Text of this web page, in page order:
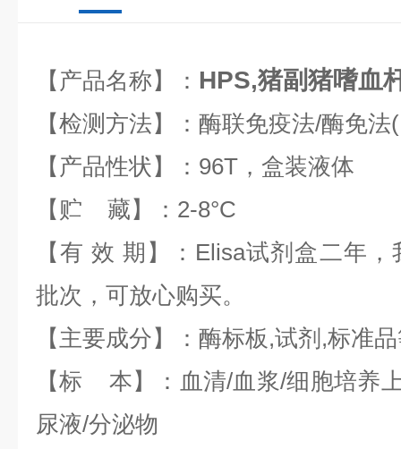
【产品名称】： HPS,猪副猪嗜血
【检测方法】：酶联免疫法/酶免法
【产品性状】：96T，盒装液体
【贮 藏】：2-8°C
【有 效 期】：Elisa试剂盒二年
批次，可放心购买。
【主要成分】：酶标板,试剂,标准
【标 本】：血清/血浆/细胞培养
尿液/分泌物